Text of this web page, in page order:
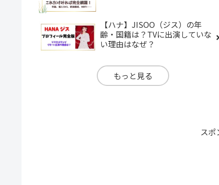
【ハナ】JISOO（ジス）の年
齢・国籍は？TVに出演していな
い理由はなぜ？
もっと見る
スポ